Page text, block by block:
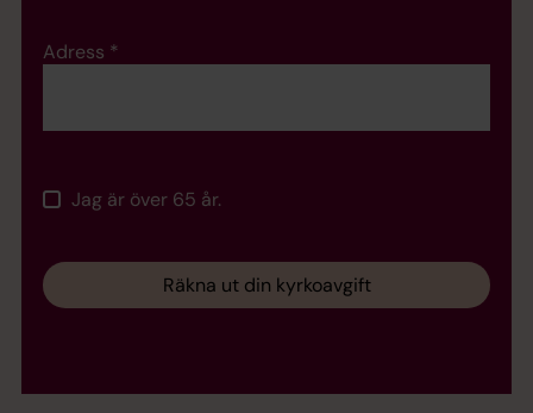
Adress *
Jag är över 65 år.
Räkna ut din kyrkoavgift